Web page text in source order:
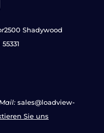
2500 Shadywood
sales@loadview-
Sie uns